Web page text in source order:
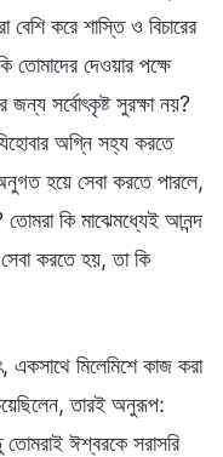
করে শাস্তি ও বিচারের
দেওয়ার পক্ষে
জন্য সর্বোৎকৃষ্ট সুরক্ষা নয়?
অগ্নি সহ্য করতে
হয়ে সেবা করতে পারলে,
তোমরা কি মাঝেমধ্যেই আনন্দ
করতে হয়, তা কি
একসাথে মিলেমিশে কাজ করা
তারই অনুরূপ:
ঈশ্বরকে সরাসরি